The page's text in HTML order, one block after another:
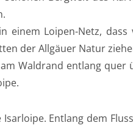
einem Loipen-Netz, dass
der Allgäuer Natur
Waldrand entlang quer
Entlang dem